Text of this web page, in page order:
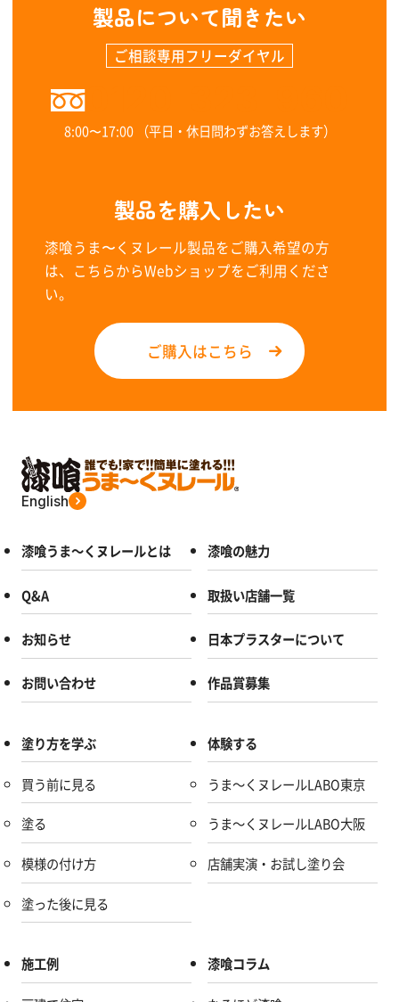
製品について聞きたい
ご相談専用フリーダイヤル
0120-323-960
8:00〜17:00 （平日・休日問わずお答えします）
製品を購入したい
漆喰うま〜くヌレール製品をご購入希望の方
は、こちらからWebショップをご利用くださ
い。
ご購入はこちら
English
漆喰うま～くヌレールとは 漆喰の魅力
Q&A 取扱い店舗一覧
お知らせ 日本プラスターについて
お問い合わせ 作品賞募集
塗り方を学ぶ
買う前に見る
塗る
模様の付け方
塗った後に見る
体験する
うま～くヌレールLABO東京
うま～くヌレールLABO大阪
店舗実演・お試し塗り会
施工例 漆喰コラム